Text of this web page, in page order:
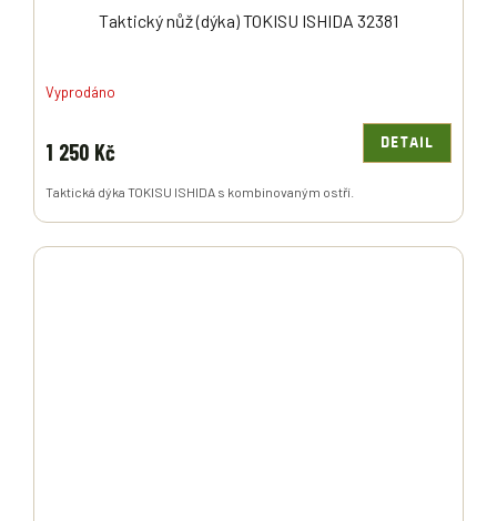
Taktický nůž (dýka) TOKISU ISHIDA 32381
Vyprodáno
1 250 Kč DETAIL
Taktická dýka TOKISU ISHIDA s kombinovaným ostří.